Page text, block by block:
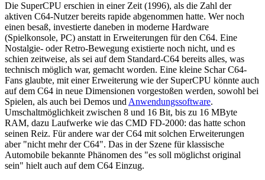
Die SuperCPU erschien in einer Zeit (1996), als die Zahl der
aktiven C64-Nutzer bereits rapide abgenommen hatte. Wer noch
einen besaß, investierte daneben in moderne Hardware
(Spielkonsole, PC) anstatt in Erweiterungen für den C64. Eine
Nostalgie- oder Retro-Bewegung existierte noch nicht, und es
schien zeitweise, als sei auf dem Standard-C64 bereits alles, was
technisch möglich war, gemacht worden. Eine kleine Schar C64-
Fans glaubte, mit einer Erweiterung wie der SuperCPU könnte auch
auf dem C64 in neue Dimensionen vorgestoßen werden, sowohl bei
Spielen, als auch bei Demos und Anwendungssoftware.
Umschaltmöglichkeit zwischen 8 und 16 Bit, bis zu 16 MByte
RAM, dazu Laufwerke wie das CMD FD-2000: das hatte schon
seinen Reiz. Für andere war der C64 mit solchen Erweiterungen
aber "nicht mehr der C64". Das in der Szene für klassische
Automobile bekannte Phänomen des "es soll möglichst original
sein" hielt auch auf dem C64 Einzug.